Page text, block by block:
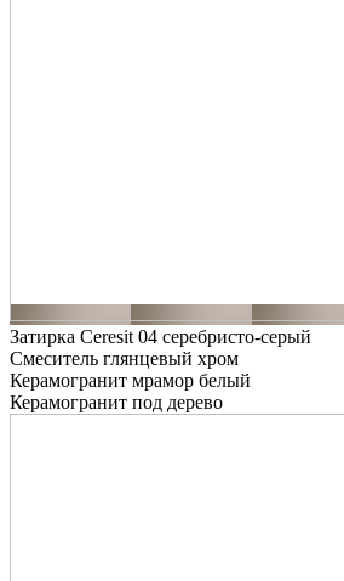
Затирка Ceresit 04 серебристо-серый
Смеситель глянцевый хром
Керамогранит мрамор белый
Керамогранит под дерево